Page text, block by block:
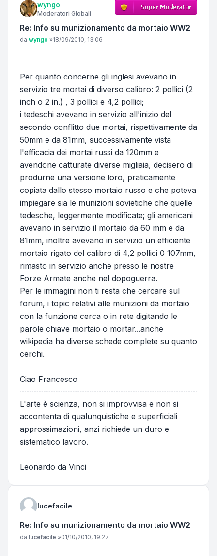
wyngo
Moderatori Globali
Re: Info su munizionamento da mortaio WW2
Messaggio
da wyngo »18/09/2010, 13:06
Per quanto concerne gli inglesi avevano in
servizio tre mortai di diverso calibro: 2 pollici (2
inch o 2 in.) , 3 pollici e 4,2 pollici;
i tedeschi avevano in servizio all'inizio del
secondo conflitto due mortai, rispettivamente da
50mm e da 81mm, successivamente vista
l'efficacia dei mortai russi da 120mm e
avendone catturate diverse migliaia, decisero di
produrne una versione loro, praticamente
copiata dallo stesso mortaio russo e che poteva
impiegare sia le munizioni sovietiche che quelle
tedesche, leggermente modificate; gli americani
avevano in servizio il mortaio da 60 mm e da
81mm, inoltre avevano in servizio un efficiente
mortaio rigato del calibro di 4,2 pollici 0 107mm,
rimasto in servizio anche presso le nostre
Forze Armate anche nel dopoguerra.
Per le immagini non ti resta che cercare sul
forum, i topic relativi alle munizioni da mortaio
con la funzione cerca o in rete digitando le
parole chiave mortaio o mortar...anche
wikipedia ha diverse schede complete su quanto
cerchi.
Ciao Francesco
L'arte è scienza, non si improvvisa e non si
accontenta di qualunquistiche e superficiali
approssimazioni, anzi richiede un duro e
sistematico lavoro.
Leonardo da Vinci
lucefacile
Re: Info su munizionamento da mortaio WW2
Messaggio
da lucefacile »01/10/2010, 19:27